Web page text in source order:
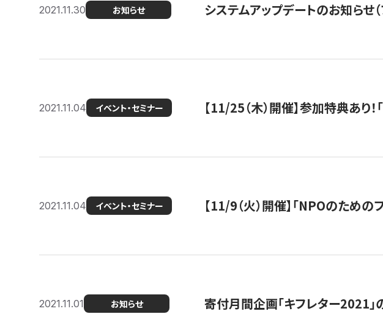
2021.11.30 お知らせ システムアップデートのお知らせ
2021.11.04 イベント・セミナー 【11/25（木）開催】参加特典あり
2021.11.04 イベント・セミナー 【11/9（火）開催】「NPOのため
2021.11.01 お知らせ 寄付月間企画「キフレター2021」